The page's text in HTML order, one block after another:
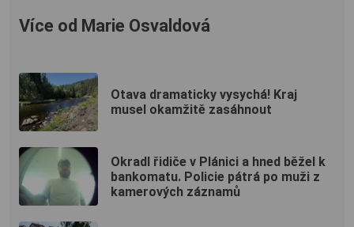
Více od Marie Osvaldová
Otava dramaticky vysychá! Kraj
musel okamžitě zasáhnout
Okradl řidiče v Plánici a hned běžel k
bankomatu. Policie pátrá po muži z
kamerových záznamů